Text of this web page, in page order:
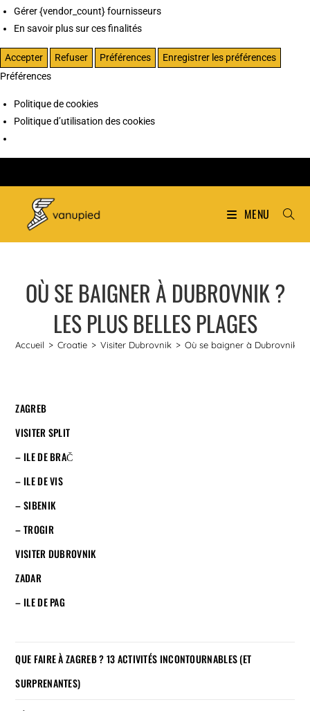
Gérer {vendor_count} fournisseurs
En savoir plus sur ces finalités
Accepter Refuser Préférences
Enregistrer les préférences
Préférences
Politique de cookies
Politique d’utilisation des cookies
MENU
OÙ SE BAIGNER À DUBROVNIK ?
LES PLUS BELLES PLAGES
Accueil > Croatie > Visiter Dubrovnik > Où se baigner à Dubrovnik ?
ZAGREB
VISITER SPLIT
– ILE DE BRAČ
– ILE DE VIS
– SIBENIK
– TROGIR
VISITER DUBROVNIK
ZADAR
– ILE DE PAG
QUE FAIRE À ZAGREB ? 13 ACTIVITÉS INCONTOURNABLES (ET
SURPRENANTES)